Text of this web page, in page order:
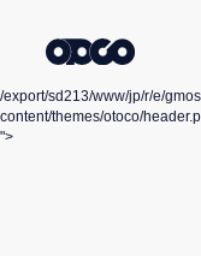
/export/sd213/www/jp/r/e/
content/themes/otoco/
">